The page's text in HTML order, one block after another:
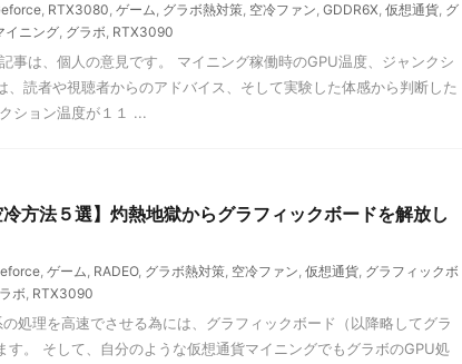
, RTX3080, ゲーム, グラボ熱対策, 空冷ファン, GDDR6X, 仮想通貨, グ
イニング, グラボ, RTX3090
事は、個人の意見です。 マイニング稼働時のGPU温度、ジャンクシ
、読者や視聴者からのアドバイス、そして実験した体感から判断した
ション温度が１１ ...
冷方法５選】灼熱地獄からグラフィックボードを解放し
, ゲーム, RADEO, グラボ熱対策, 空冷ファン, 仮想通貨, グラフィックボ
ボ, RTX3090
処理を高速でさせる為には、グラフィックボード（以降略してグラ
す。 そして、自分のような仮想通貨マイニングでもグラボのGPU処